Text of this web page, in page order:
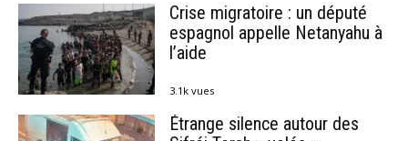
Crise migratoire : un député
espagnol appelle Netanyahu à
l’aide
3.1k vues
Étrange silence autour des